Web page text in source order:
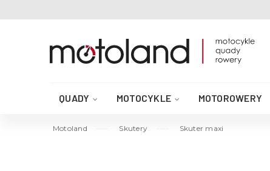
QUADY MOTOCYKLE MOTOROWERY
AKCESORIA DO QUADA CZĘŚCI QUAD
Motoland Skutery Skuter maxi